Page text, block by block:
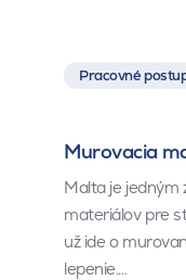
Pracovné
Murovacia
Malta je jedným
materiálov pre
už ide o
lepenie.…